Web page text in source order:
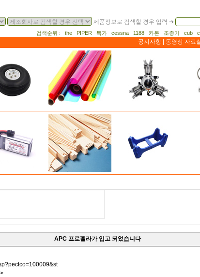
제품정보로 검색할 경우 입력 ➔
검색순위 : the PIPER 특가 cessna 1188 카본 조종기 cub
공지사항 동영상 자료
APC 프로펠라가 입고 되었습니다